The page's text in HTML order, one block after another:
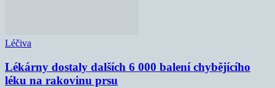
Léčiva
Lékárny dostaly dalších 6 000 balení chybějícího
léku na rakovinu prsu